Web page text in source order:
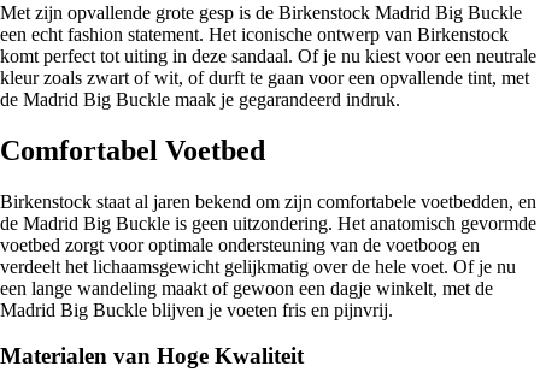
Met zijn opvallende grote gesp is de Birkenstock Madrid Big Buckle
een echt fashion statement. Het iconische ontwerp van Birkenstock
komt perfect tot uiting in deze sandaal. Of je nu kiest voor een neutrale
kleur zoals zwart of wit, of durft te gaan voor een opvallende tint, met
de Madrid Big Buckle maak je gegarandeerd indruk.
Comfortabel Voetbed
Birkenstock staat al jaren bekend om zijn comfortabele voetbedden, en
de Madrid Big Buckle is geen uitzondering. Het anatomisch gevormde
voetbed zorgt voor optimale ondersteuning van de voetboog en
verdeelt het lichaamsgewicht gelijkmatig over de hele voet. Of je nu
een lange wandeling maakt of gewoon een dagje winkelt, met de
Madrid Big Buckle blijven je voeten fris en pijnvrij.
Materialen van Hoge Kwaliteit